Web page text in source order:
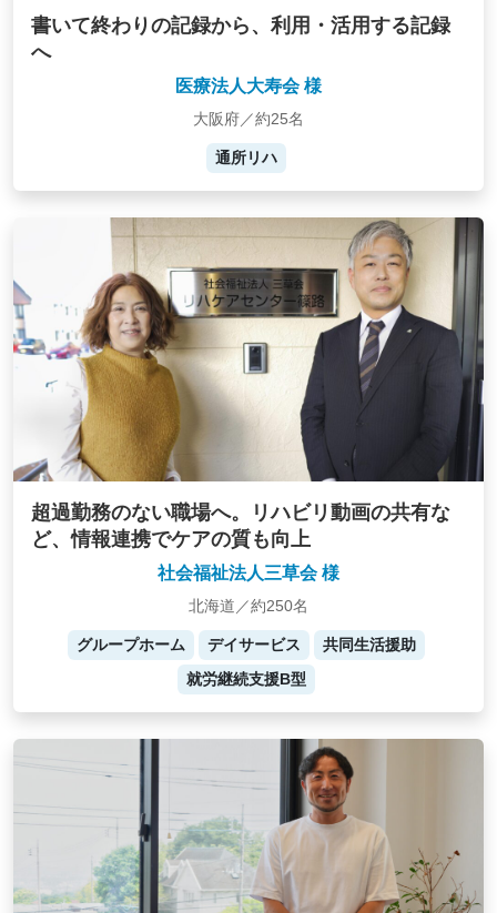
書いて終わりの記録から、利用・活用する記録
へ
医療法人大寿会 様
大阪府／約25名
通所リハ
超過勤務のない職場へ。リハビリ動画の共有な
ど、情報連携でケアの質も向上
社会福祉法人三草会 様
北海道／約250名
グループホーム デイサービス
共同生活援助
就労継続支援B型